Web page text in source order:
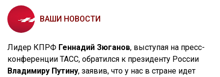
ВАШИ НОВОСТИ
Лидер КПРФ Геннадий Зюганов, выступая на пресс-
конференции ТАСС, обратился к президенту России
Владимиру Путину, заявив, что у нас в стране идет